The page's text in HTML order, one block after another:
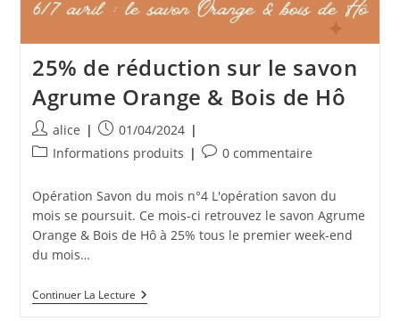
25% de réduction sur le savon
Agrume Orange & Bois de Hô
Auteur/autrice
de
alice
Publication
publiée :
01/04/2024
PostInformations produits
Commentaires
la
publication :
0 commentaire
Opération Savon du mois n°4 L'opération savon du
mois se poursuit. Ce mois-ci retrouvez le savon Agrume
Orange & Bois de Hô à 25% tous le premier week-end
du mois…
Continuer La Lecture25%
De